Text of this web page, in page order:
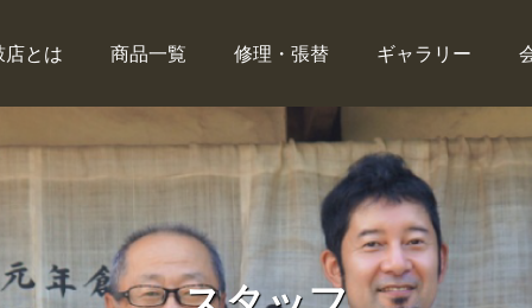
店とは 商品一覧 修理・張替 ギャラリー